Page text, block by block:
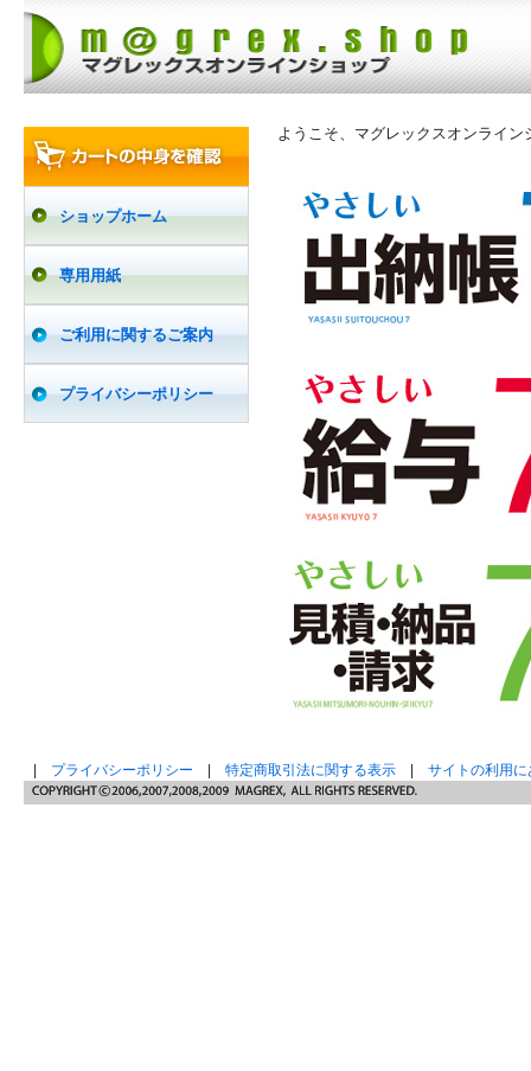
ショップホーム
専用用紙
ご利用に関するご案内
プライバシーポリシー
ようこそ、マグレックスオンライン
プライバシーポリシー 特定商取引法に関する表示 サイトの利用に